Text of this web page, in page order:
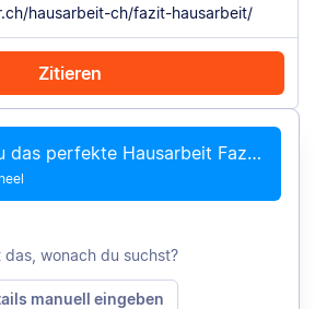
Zitieren
Mit Chrome zitieren Manuell zitieren
So schreibst du das perfekte Hausarbeit Fazit – mit Beispiel
das, wonach du suchst?
manuell eingeben